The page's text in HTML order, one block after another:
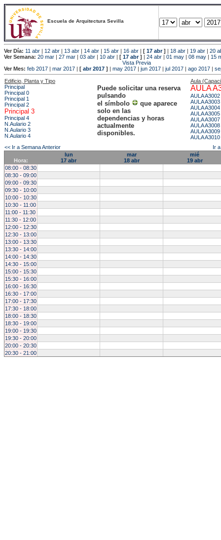
Escuela de Arquitectura Sevilla
Ver Día: 11 abr | 12 abr | 13 abr | 14 abr | 15 abr | 16 abr | [ 17 abr] | 18 abr | 19 abr | 20
Ver Semana: 20 mar | 27 mar | 03 abr | 10 abr | [ 17 abr] | 24 abr | 01 may | 08 may | 15
Vista Previa
Ver Mes: feb 2017 | mar 2017 | [ abr 2017 ] | may 2017 | jun 2017 | jul 2017 | ago 2017 |
Edificio, Planta y Tipo
Principal
Principal 0
Principal 1
Principal 2
Principal 3
Principal 4
N.Aulario 2
N.Aulario 3
N.Aulario 4
Puede solicitar una reserva
pulsando
el símbolo
que aparece
solo en las
dependencias y horas
actualmente
disponibles.
Aula
AULA
AULA A3002
AULA A3003
AULA A3004
AULA A3005
AULA A3007
AULA A3008
AULA A3009
AULA A3010
<< Ir a Semana Anterior
Ir
Hora:
lun
17 abr
mar
18 abr
mié
19 abr
08:00 - 08:30
08:30 - 09:00
09:00 - 09:30
09:30 - 10:00
10:00 - 10:30
10:30 - 11:00
11:00 - 11:30
11:30 - 12:00
12:00 - 12:30
12:30 - 13:00
13:00 - 13:30
13:30 - 14:00
14:00 - 14:30
14:30 - 15:00
15:00 - 15:30
15:30 - 16:00
16:00 - 16:30
16:30 - 17:00
17:00 - 17:30
17:30 - 18:00
18:00 - 18:30
18:30 - 19:00
19:00 - 19:30
19:30 - 20:00
20:00 - 20:30
20:30 - 21:00